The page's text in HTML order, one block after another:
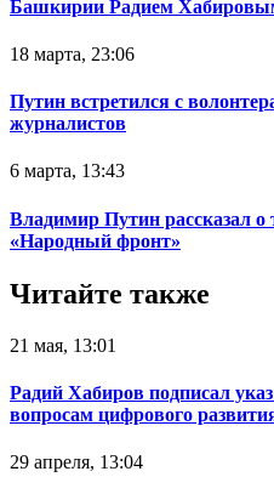
Башкирии Радием
18 марта, 23:06
Путин встретился с
журналистов
6 марта, 13:43
Владимир Путин рассказал
«Народный фронт»
Читайте также
21 мая, 13:01
Радий Хабиров подписал
вопросам цифрового
29 апреля, 13:04